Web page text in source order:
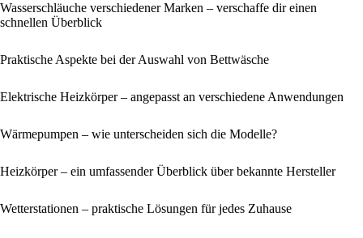
Wasserschläuche verschiedener Marken – verschaffe dir einen
schnellen Überblick
Praktische Aspekte bei der Auswahl von Bettwäsche
Elektrische Heizkörper – angepasst an verschiedene Anwendungen
Wärmepumpen – wie unterscheiden sich die Modelle?
Heizkörper – ein umfassender Überblick über bekannte Hersteller
Wetterstationen – praktische Lösungen für jedes Zuhause